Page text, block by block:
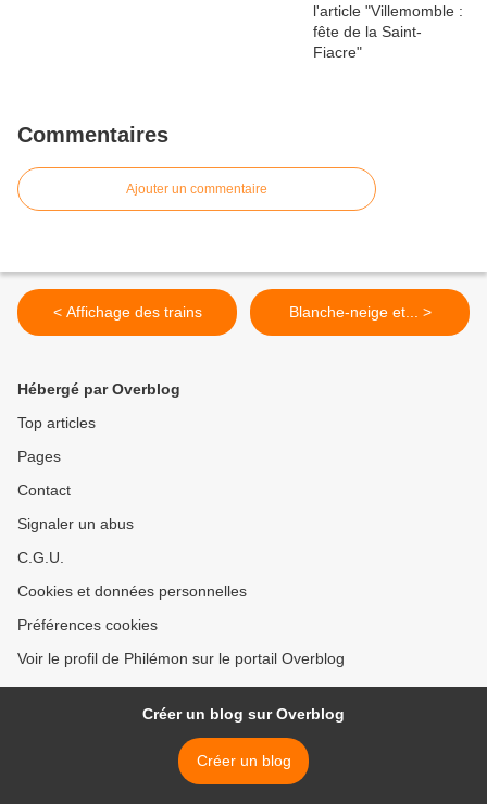
Commentaires
Ajouter un commentaire
< Affichage des trains Blanche-neige et... >
Hébergé par Overblog
Top articles
Pages
Contact
Signaler un abus
C.G.U.
Cookies et données personnelles
Préférences cookies
Voir le profil de Philémon sur le portail Overblog
Créer un blog sur Overblog
Créer un blog